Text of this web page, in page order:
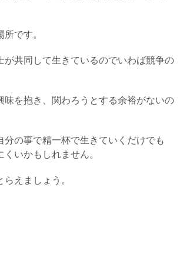
です。
共同して生きているのでいわば競争の
を抱き、関わろうとする余裕がないの
の事で精一杯で生きていくだけでも
いかもしれません。
えましょう。